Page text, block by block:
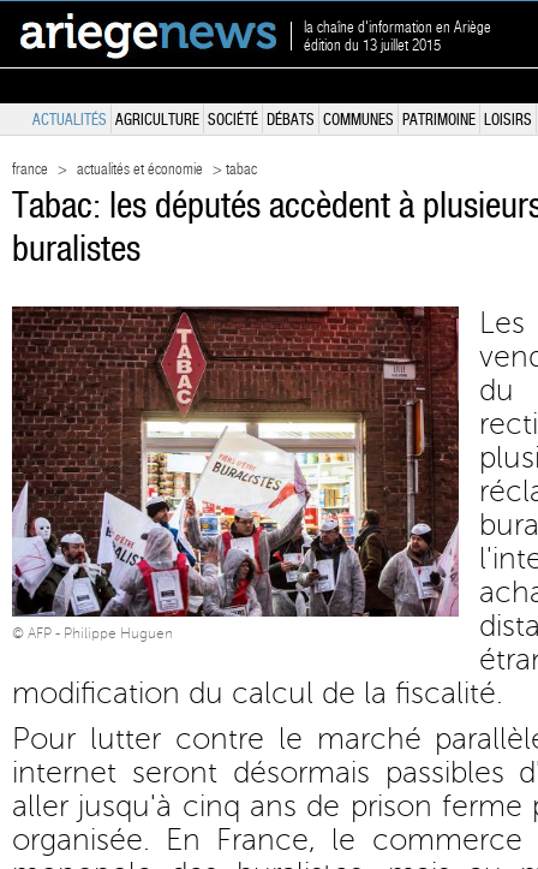
la chaîne d'information en Ariège
édition du 13 juillet 2015
ACTUALITÉS AGRICULTURE SOCIÉTÉ DÉBATS COMMUNES PATRIMOINE LOISIRS
france > actualités et économie > tabac
Tabac: les députés accèdent à
buralistes
© AFP - Philippe Huguen
du
modification du calcul de la fiscalité.
Pour lutter contre le marché
internet seront désormais passibles
aller jusqu'à cinq ans de prison
organisée. En France, le